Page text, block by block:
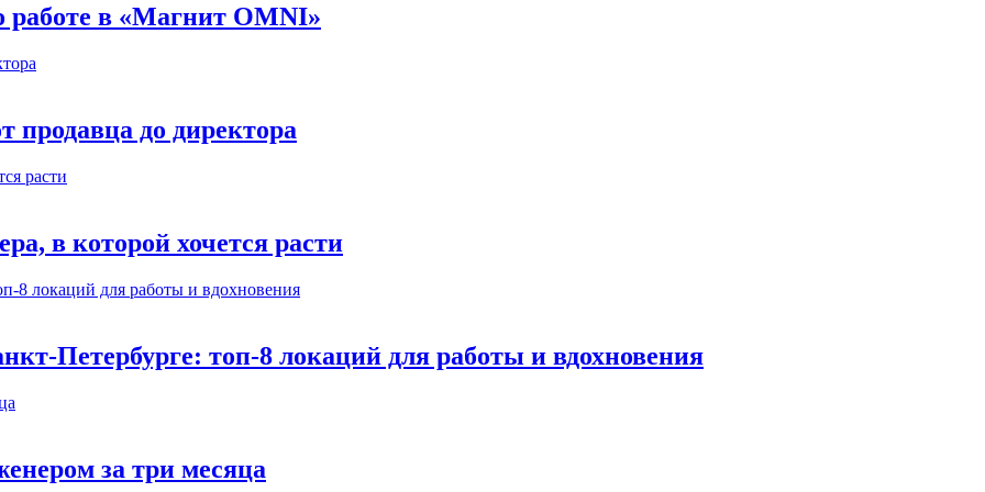
работе в «Магнит OMNI»
продавца до директора
в которой хочется расти
Петербурге: топ-8 локаций для работы и вдохновения
за три месяца